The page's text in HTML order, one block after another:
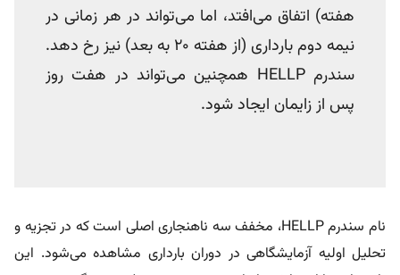
هفته) اتفاق می‌افتد، اما می‌تواند در هر زمانی در
نیمه دوم بارداری (از هفته 20 به بعد) نیز رخ دهد.
سندرم HELLP همچنین می‌تواند در هفت روز
پس از زایمان ایجاد شود.
نام سندرم HELLP، مخفف سه ناهنجاری اصلی است که در تجزیه و
تحلیل اولیه آزمایشگاهی در دوران بارداری مشاهده می‌شود. این